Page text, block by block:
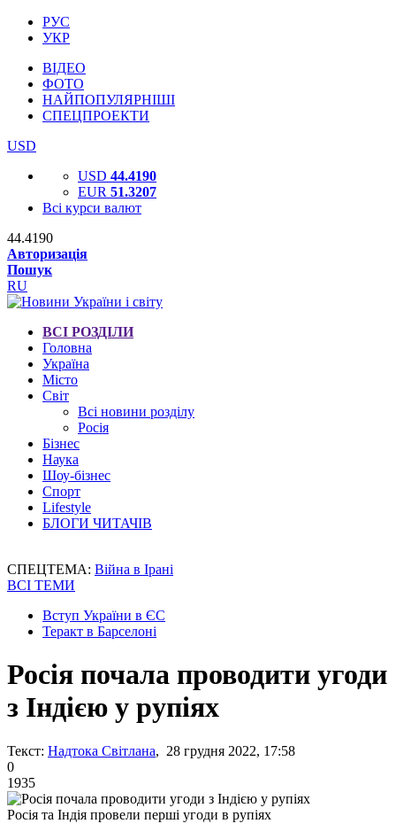
РУС
УКР
ВІДЕО
ФОТО
НАЙПОПУЛЯРНІШІ
СПЕЦПРОЕКТИ
USD
USD 44.4190
EUR 51.3207
Всі курси валют
44.4190
Авторизація
Пошук
RU
ВСІ РОЗДІЛИ
Головна
Україна
Місто
Світ
Всі новини розділу
Росія
Бізнес
Наука
Шоу-бізнес
Спорт
Lifestyle
БЛОГИ ЧИТАЧІВ
СПЕЦТЕМА: Війна в Ірані
ВСІ ТЕМИ
Вступ України в ЄС
Теракт в Барселоні
Росія почала проводити угоди
з Індією у рупіях
Текст: Надтока Світлана, 28 грудня 2022, 17:58
0
1935
Росія та Індія провели перші угоди в рупіях